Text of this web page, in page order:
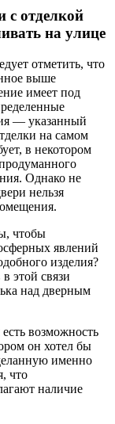
с отделкой
на улице
отметить, что
выше
имеет под
— указанный
на самом
в некотором
Однако не
нельзя
чтобы
явлений
изделия?
этой связи
над дверным
возможность
он хотел бы
именно
что
наличие